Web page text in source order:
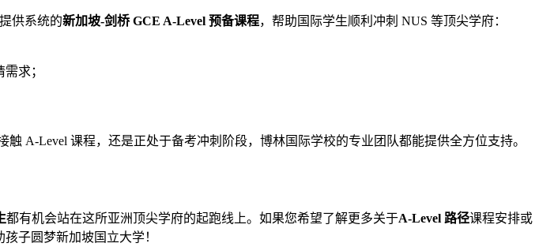
供系统的新加坡-剑桥 GCE A-Level 预备课程，帮助国际学生顺利冲刺 NUS 等顶尖学府：
求；
A-Level 课程，还是正处于备考冲刺阶段，博林国际学校的专业团队都能提供全方位支持。
都有机会站在这所亚洲顶尖学府的起跑线上。如果您希望了解更多关于A-Level 路径课程安排或
子圆梦新加坡国立大学！